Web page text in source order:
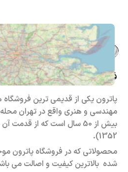
فروشگاه حضوری – اینترنتی
پاترون یکی از قدیمی ترین فروشگاه
مهندسی و هنری واقع در تهران
بیش از 50 سال است که از
1352).
محصولاتی که در فروشگاه پاترون
شده بالاترین کیفیت و اصالت می